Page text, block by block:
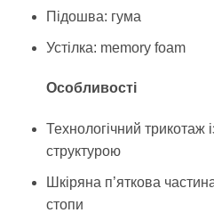
Підошва: гума
Устілка: memory foam
Особливості
Технологічний трикотаж
структурою
Шкіряна п’яткова
стопи